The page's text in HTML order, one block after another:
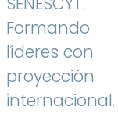
Formando
líderes con
proyección
internacional.